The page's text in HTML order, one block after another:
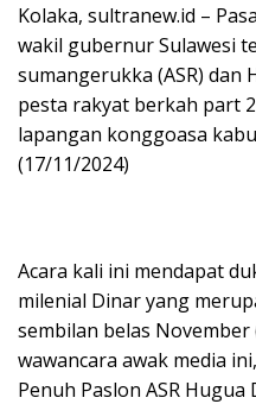
Kolaka, sultranew.id –
wakil gubernur Sulawesi
sumangerukka (ASR) dan
pesta rakyat berkah part
lapangan konggoasa
(17/11/2024)
Acara kali ini mendapat
milenial Dinar yang
sembilan belas November
wawancara awak media
Penuh Paslon ASR